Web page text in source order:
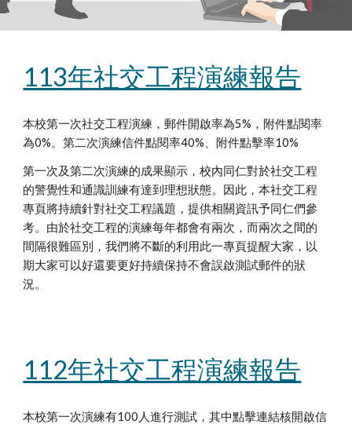
113年社交工程演練報告
本校第一次社交工程演練，郵件開啟率為5%，附件點閱率
為0%。第二次演練信件點閱率40%、附件點擊率10%
第一次及第二次演練的成果顯示 ，校內同仁對於社交工程
的警覺性和通識訓練有達到理想狀態。因此，本社交工程
專頁將持續針對社交工程議題，提供相關資訊予同仁們參
考。由於社交工程的演練每年都會有兩次，而兩次之間的
間隔很難區別 ，我們將不斷的利用此一專頁提醒大家，以
期大家可以好還要更好持續保持不會誤啟測試郵件的狀
況。
112年社交工程演練報告
本校第一次演練有100人進行測試，其中點擊連結核開啟信